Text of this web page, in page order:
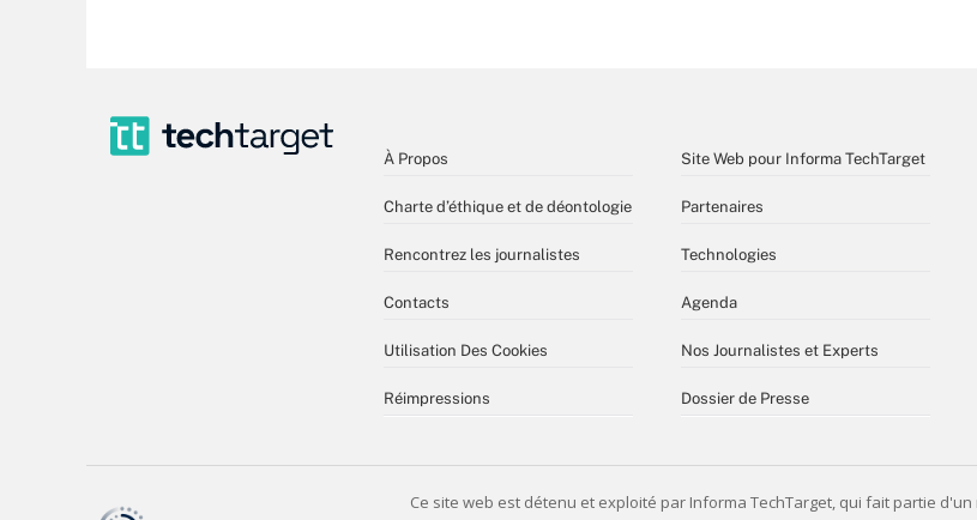
À Propos
Charte d’éthique et de déontologie
Rencontrez les journalistes
Contacts
Utilisation Des Cookies
Réimpressions
Site Web pour Informa TechTarget
Partenaires
Technologies
Agenda
Nos Journalistes et Experts
Dossier de Presse